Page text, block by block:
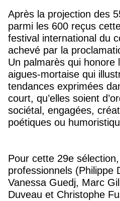
Après la projection des
parmi les 600 reçus
festival international du
achevé par la
Un palmarès qui honore
aigues-mortaise qui
tendances exprimées
court, qu’elles soient
sociétal, engagées,
poétiques ou
Pour cette 29e
professionnels (Philippe
Vanessa Guedj, Marc
Duveau et Christophe